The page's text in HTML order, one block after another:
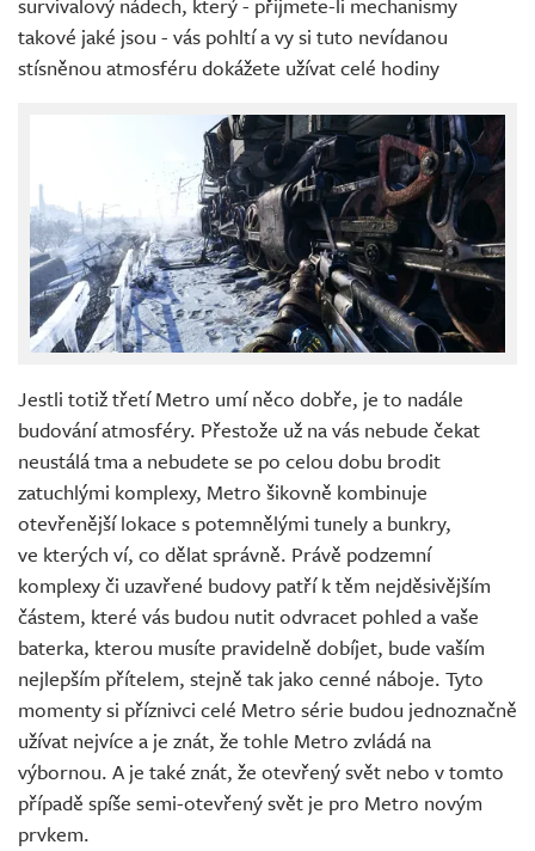
takové jaké jsou - vás pohltí a vy si tuto nevídanou
stísněnou atmosféru dokážete užívat celé hodiny
Jestli totiž třetí Metro umí něco dobře, je to nadále
budování atmosféry. Přestože už na vás nebude čekat
neustálá tma a nebudete se po celou dobu brodit
zatuchlými komplexy, Metro šikovně kombinuje
otevřenější lokace s potemnělými tunely a bunkry,
ve kterých ví, co dělat správně. Právě podzemní
komplexy či uzavřené budovy patří k těm nejděsivějším
částem, které vás budou nutit odvracet pohled a vaše
baterka, kterou musíte pravidelně dobíjet, bude vaším
nejlepším přítelem, stejně tak jako cenné náboje. Tyto
momenty si příznivci celé Metro série budou jednoznačně
užívat nejvíce a je znát, že tohle Metro zvládá na
výbornou. A je také znát, že otevřený svět nebo v tomto
případě spíše semi-otevřený svět je pro Metro novým
prvkem.